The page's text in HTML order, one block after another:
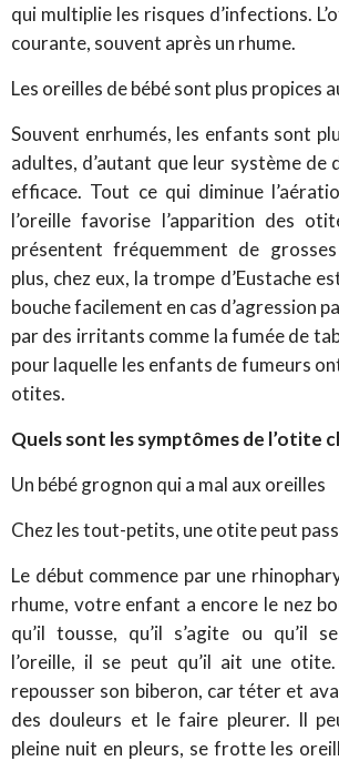
qui multiplie les risques d’infections.
courante, souvent après un rhume.
Les oreilles de bébé sont plus propices
Souvent enrhumés, les enfants sont
adultes, d’autant que leur système de
efficace. Tout ce qui diminue
l’oreille favorise l’apparition des
présentent fréquemment de
plus, chez eux, la trompe d’Eustache
bouche facilement en cas d’agression
par des irritants comme la fumée de
pour laquelle les enfants de fumeurs
otites.
Quels sont les symptômes de l’otite
Un bébé grognon qui a mal aux oreilles
Chez les tout-petits, une otite peut
Le début commence par une
rhume, votre enfant a encore le nez
qu’il tousse, qu’il s’agite ou qu’il
l’oreille, il se peut qu’il ait une
repousser son biberon, car téter et
des douleurs et le faire pleurer. Il
pleine nuit en pleurs, se frotte les